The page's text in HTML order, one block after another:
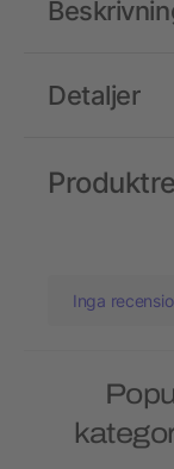
Detaljer
Inga